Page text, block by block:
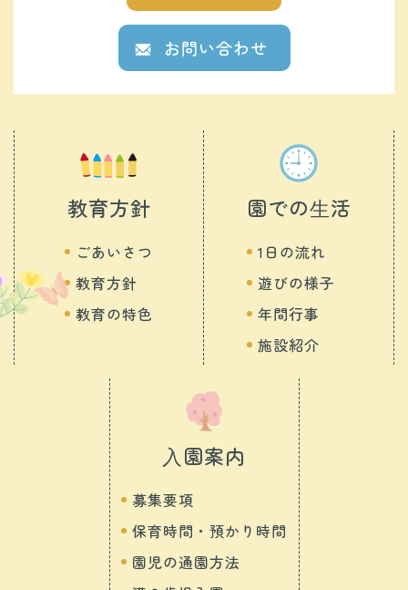
お問い合わせ
教育方針
ごあいさつ
教育方針
教育の特色
園での⽣活
1日の流れ
遊びの様子
年間行事
施設紹介
⼊園案内
募集要項
保育時間・預かり時間
園児の通園方法